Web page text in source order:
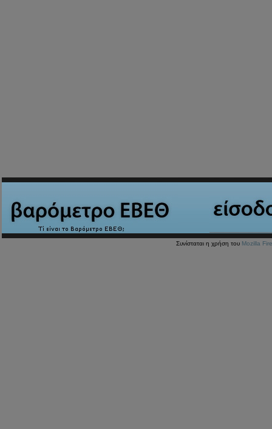
Συνίσταται η χρήση του Mozilla